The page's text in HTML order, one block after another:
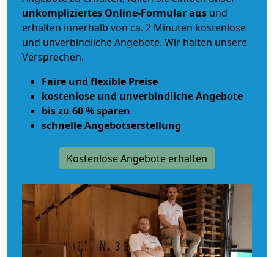
unkompliziertes Online-Formular aus und
erhalten innerhalb von ca. 2 Minuten kostenlose
und unverbindliche Angebote. Wir halten unsere
Versprechen.
Faire und flexible Preise
kostenlose und unverbindliche Angebote
bis zu 60 % sparen
schnelle Angebotserstellung
Kostenlose Angebote erhalten